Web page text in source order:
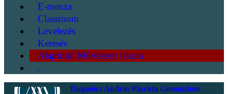
E-menza
Classroom
Levelezés
Keresés
Alapfokú Művészeti Iskola
.
Dugonics András Piarista Gimnázium